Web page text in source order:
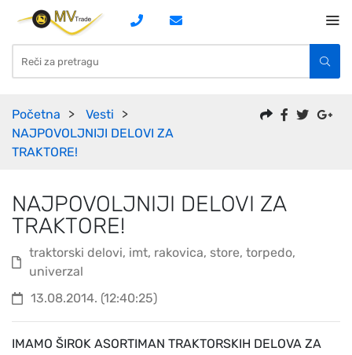
Početna
Vesti
NAJPOVOLJNIJI DELOVI ZA
TRAKTORE!
NAJPOVOLJNIJI DELOVI ZA
TRAKTORE!
traktorski delovi, imt, rakovica, store, torpedo,
univerzal
13.08.2014. (12:40:25)
IMAMO ŠIROK ASORTIMAN TRAKTORSKIH DELOVA ZA